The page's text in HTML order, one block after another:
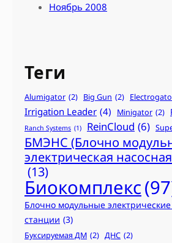
Ноябрь 2008
Теги
Alumigator (2) Big Gun (2)
Irrigation Leader (4) Minigator (2)
Ranch Systems (1) ReinCloud (6)
БМЭНС (Блочно
электрическая
(13)
Биокомплекс
Блочно модульные
станции (3)
Буксируемая ДМ (2) ДНС (2)